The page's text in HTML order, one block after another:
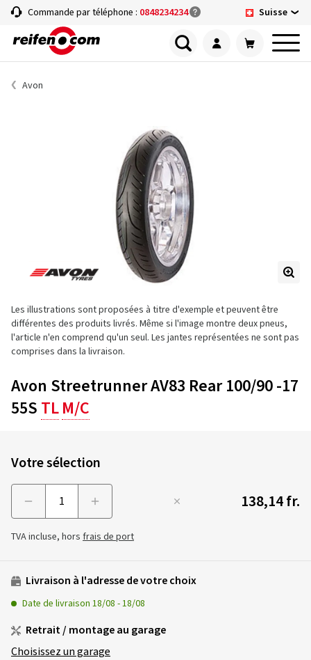
Commande par téléphone : 0848234234 Suisse
Avon
Les illustrations sont proposées à titre d'exemple et peuvent être
différentes des produits livrés. Même si l'image montre deux pneus,
l'article n'en comprend qu'un seul. Les jantes représentées ne sont pas
comprises dans la livraison.
Avon Streetrunner AV83 Rear 100/90 -17
55S TLM/C
Votre sélection
138,14 fr.
TVA incluse, hors frais de port
Livraison à l'adresse de votre choix
Date de livraison 18/08 -18/08
Retrait / montage au garage
Choisissez un garage